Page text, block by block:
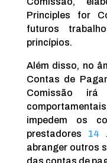
Principles for
futuros
princípios.
Além disso, no
Contas de
Comissão
impedem os
prestadores
14
abranger outros
das contas de